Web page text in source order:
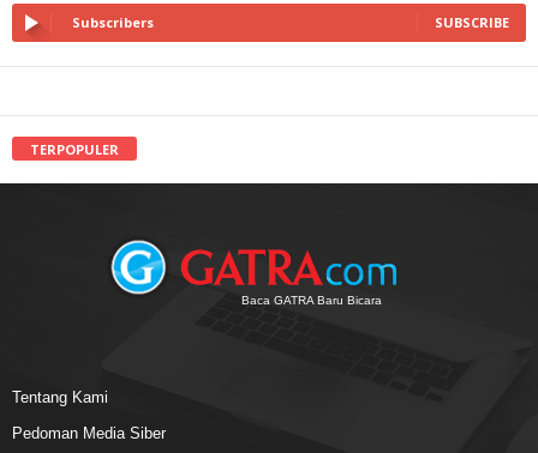
Subscribers SUBSCRIBE
TERPOPULER
Baca GATRA Baru Bicara
Tentang Kami
Pedoman Media Siber